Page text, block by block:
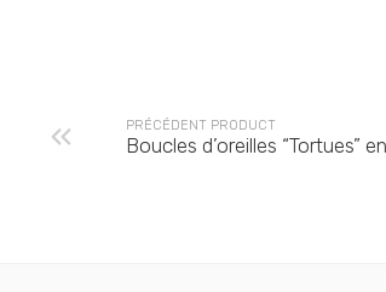
PRÉCÉDENT PRODUCT
Boucles d’oreilles “Tortues”